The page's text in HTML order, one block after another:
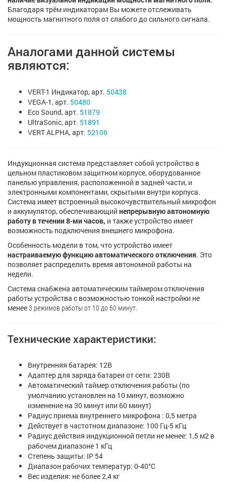
Благодаря трём индикаторам Вы можете отслеживать
мощность магнитного поля от слабого до сильного сигнала.
Аналогами данной системы
являются:
VERT-1 Индикатор, арт. 50438
VEGA-1, арт. 50480
Eco Sound, арт. 51879
UltraSonic, арт. 51891
VERT ALPHA, арт. 52106
Индукционная система представляет собой устройство в
цельном пластиковом защитном корпусе, оборудованное
панелью управления, расположенной в задней части, и
электронными компонентами, скрытыми внутри корпуса.
Система имеет встроенный высокочувствительный микрофон
и аккумулятор, обеспечивающий непрерывную автономную
работу в течении8-ми часов, и также устройство имеет
возможность подключения внешнего микрофона.
Особенность модели в том, что устройство имеет
настраиваемую функцию автоматического отключения. Это
позволяет распределить время автономной работы на
недели.
Система снабжена автоматическим таймером отключения
работы устройства с возможностью тонкой настройки не
менее3 режимов работы от 10 до 60 минут.
Технические характеристики:
Внутренняя батарея: 12В
Адаптер для заряда батареи от сети: 230В
Автоматический таймер отключения работы (по
умолчанию установлен на 10 минут, возможно
изменение на 30 минут или 60 минут)
Радиус приема внутреннего микрофона : 0,5 метра
Действует в частотном диапазоне: 100 Гц-5 кГц
Радиус действия индукционной петли не менее: 1,5 м2 в
рабочем диапазоне 1 кГц
Степень защиты: IP 54
Диапазон рабочих температур: 0-40°С
Вес изделия: не более 2,4 кг